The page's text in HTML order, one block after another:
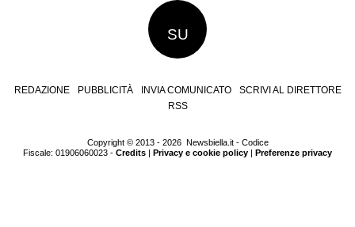
SU
REDAZIONE PUBBLICITÀ INVIA COMUNICATO
SCRIVI AL DIRETTORE
RSS
Copyright © 2013 - 2026 Newsbiella.it - Codice
Fiscale: 01906060023 - Credits Privacy e cookie policy Preferenze privacy